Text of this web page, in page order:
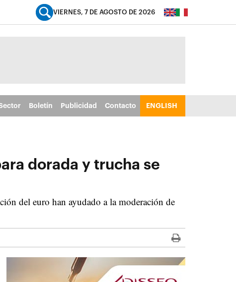
VIERNES, 7 DE AGOSTO DE 2026
Boletín Publicidad Contacto ENGLISH
dorada y trucha se
del euro han ayudado a la moderación de